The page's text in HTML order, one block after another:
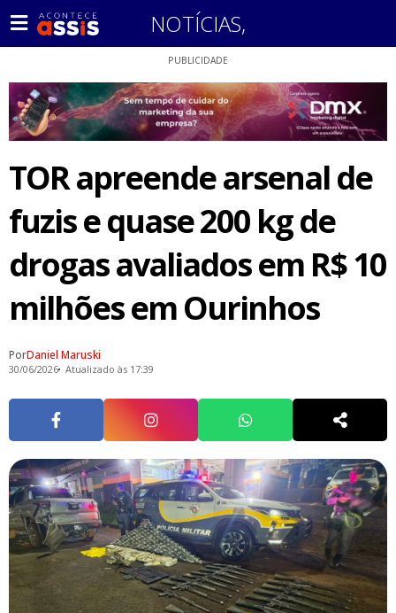
NOTÍCIAS,
PUBLICIDADE
TOR apreende arsenal de
fuzis e quase 200 kg de
drogas avaliados em R$ 10
milhões em Ourinhos
PorDaniel Maruski
30/06/2026 Atualizado às 17:39